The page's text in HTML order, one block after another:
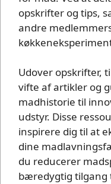
opskrifter og tips,
andre
Udover opskrifter,
vifte af artikler og
madhistorie til
udstyr. Disse
inspirere dig til at
dine
du reducerer
bæredygtig tilgang